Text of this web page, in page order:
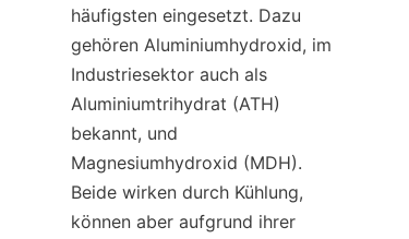
häufigsten eingesetzt. Dazu
gehören Aluminiumhydroxid, im
Industriesektor auch als
Aluminiumtrihydrat (ATH)
bekannt, und
Magnesiumhydroxid (MDH).
Beide wirken durch Kühlung,
können aber aufgrund ihrer